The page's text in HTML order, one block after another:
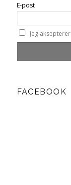
E-post
Jeg
FACEBOOK